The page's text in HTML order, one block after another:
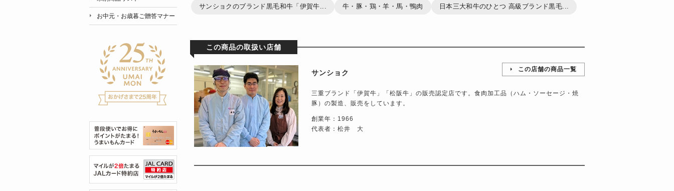
サンショクのブランド黒毛和牛「伊賀牛... 牛・豚・鶏・羊・馬・鴨肉 日本三大和牛のひとつ 高級ブランド黒毛...
この商品の取扱い店舗
サンショク この店舗の商品一覧
三重ブランド「伊賀牛」「松阪牛」の販売認定店です。食肉加工品（ハム・ソーセージ・焼
豚）の製造、販売をしています。
創業年：1966
代表者：松井 大
お中元・お歳暮ご贈答マナー